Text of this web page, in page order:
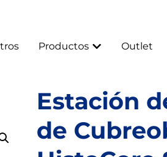
Productos Outlet
Estación
de